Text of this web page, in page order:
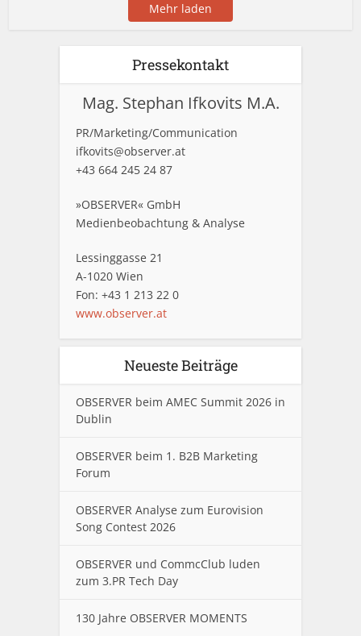
Mehr laden
Pressekontakt
Mag. Stephan Ifkovits M.A.
PR/Marketing/Communication
ifkovits@observer.at
+43 664 245 24 87
»OBSERVER« GmbH
Medienbeobachtung & Analyse
Lessinggasse 21
A-1020 Wien
Fon: +43 1 213 22 0
www.observer.at
Neueste Beiträge
OBSERVER beim AMEC Summit 2026 in
Dublin
OBSERVER beim 1. B2B Marketing
Forum
OBSERVER Analyse zum Eurovision
Song Contest 2026
OBSERVER und CommcClub luden
zum 3.PR Tech Day
130 Jahre OBSERVER MOMENTS